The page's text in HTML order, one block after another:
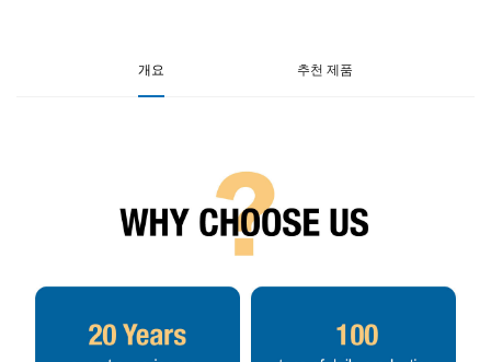
개요 추천 제품